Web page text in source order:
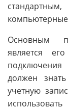
Основным
является
подключения
должен
учетную